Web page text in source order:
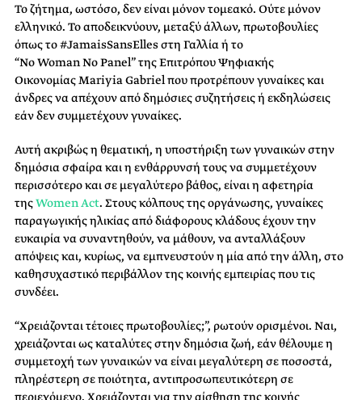
Το ζήτημα, ωστόσο, δεν είναι μόνον τομεακό. Ούτε μόνον
ελληνικό. Το αποδεικνύουν, μεταξύ άλλων, πρωτοβουλίες
όπως το #JamaisSansElles στη Γαλλία ή το
“No Woman No Panel” της Επιτρόπου Ψηφιακής
Οικονομίας Mariyia Gabriel που προτρέπουν γυναίκες και
άνδρες να απέχουν από δημόσιες συζητήσεις ή εκδηλώσεις
εάν δεν συμμετέχουν γυναίκες.
Αυτή ακριβώς η θεματική, η υποστήριξη των γυναικών στην
δημόσια σφαίρα και η ενθάρρυνσή τους να συμμετέχουν
περισσότερο και σε μεγαλύτερο βάθος, είναι η αφετηρία
τηςWomen Act. Στους κόλπους της οργάνωσης, γυναίκες
παραγωγικής ηλικίας από διάφορους κλάδους έχουν την
ευκαιρία να συναντηθούν, να μάθουν, να ανταλλάξουν
απόψεις και, κυρίως, να εμπνευστούν η μία από την άλλη, στο
καθησυχαστικό περιβάλλον της κοινής εμπειρίας που τις
συνδέει.
“Χρειάζονται τέτοιες πρωτοβουλίες;”, ρωτούν ορισμένοι. Ναι,
χρειάζονται ως καταλύτες στην δημόσια ζωή, εάν θέλουμε η
συμμετοχή των γυναικών να είναι μεγαλύτερη σε ποσοστά,
πληρέστερη σε ποιότητα, αντιπροσωπευτικότερη σε